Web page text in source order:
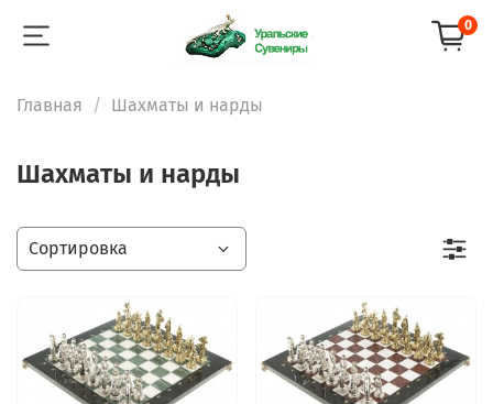
0
Главная Шахматы и нарды
Шахматы и нарды